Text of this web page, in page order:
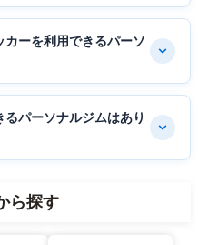
ーを利用できるパーソ
パーソナルジムはあり
ら探す